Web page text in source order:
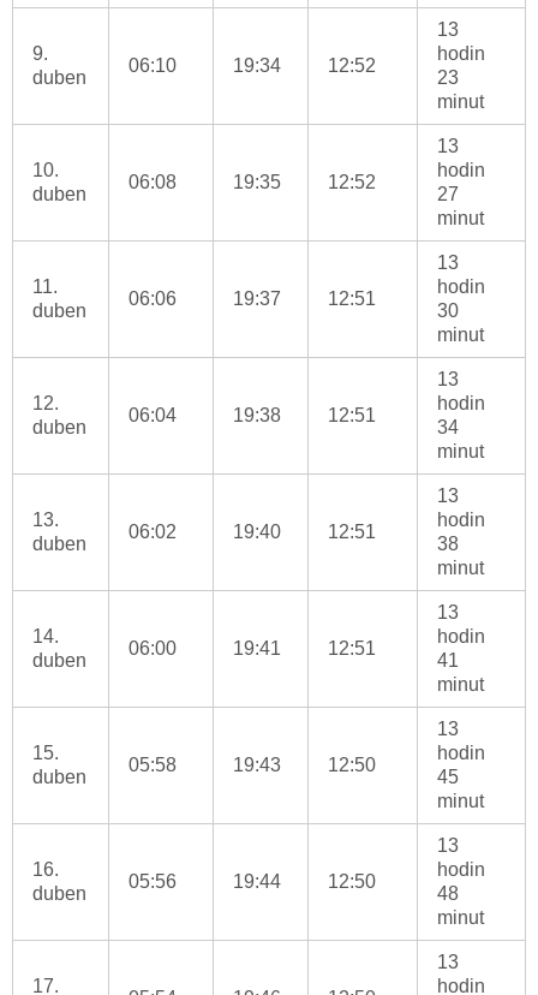
9.
duben
06:10 19:34 12:52
13
hodin
23
minut
10.
duben
06:08 19:35 12:52
13
hodin
27
minut
11.
duben
06:06 19:37 12:51
13
hodin
30
minut
12.
duben
06:04 19:38 12:51
13
hodin
34
minut
13.
duben
06:02 19:40 12:51
13
hodin
38
minut
14.
duben
06:00 19:41 12:51
13
hodin
41
minut
15.
duben
05:58 19:43 12:50
13
hodin
45
minut
16.
duben
05:56 19:44 12:50
13
hodin
48
minut
17.
13
hodin